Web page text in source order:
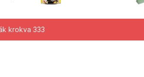
krokva 333